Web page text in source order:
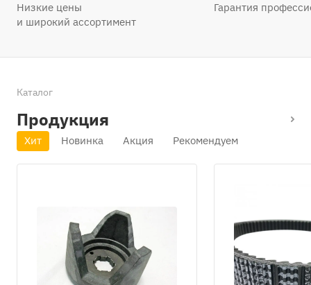
Низкие цены
и широкий ассортимент
Гарантия
Каталог
Продукция
Хит Новинка Акция Рекомендуем